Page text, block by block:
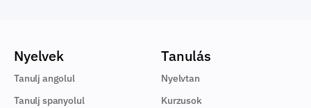
Nyelvek
Tanulj angolul
Tanulj spanyolul
Tanulás
Nyelvtan
Kurzusok